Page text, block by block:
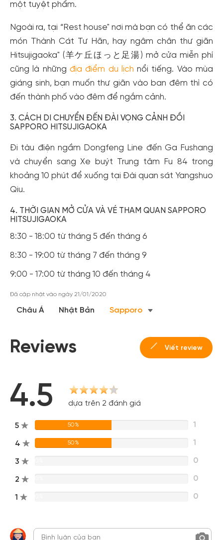
một tuyệt phẩm.
Ngoài ra, tại “Rest house" nơi mà bạn có thể ăn các
món Thành Cát Tư Hãn, hay ngâm chân thư giãn
Hitsujigaoka" (羊ケ丘ほっと足湯) mở cửa miễn phí
cũng là những địa điểm du lịch nổi tiếng. Vào mùa
giáng sinh, bạn muốn thư giãn vào ban đêm thì có
đến thành phố vào đêm để ngắm cảnh.
3. CÁCH DI CHUYỂN ĐẾN ĐÀI VỌNG CẢNH ĐỒI
SAPPORO HITSUJIGAOKA
Đi tàu điện ngầm Dongfeng Line đến Ga Fushang
và chuyển sang Xe buýt Trung tâm Fu 84 trong
khoảng 10 phút để xuống tại Đài quan sát Yangshuo
Qiu.
4. THỜI GIAN MỞ CỬA VÀ VÉ THAM QUAN SAPPORO
HITSUJIGAOKA
8:30 - 18:00 từ tháng 5 đến tháng 6
8:30 - 19:00 từ tháng 7 đến tháng 9
9:00 - 17:00 từ tháng 10 đến tháng 4
Đã cập nhật vào ngày 21/01/2020
Châu Á Nhật Bản Sapporo
Reviews Viết review
4.5 dựa trên 2 đánh giá
5 50% 1
4 50% 1
3 0
2 0
1 0
Tạo tài khoản nhanh - nhận nhiều ưu
đãi!
Tạo tài khoản để có thể nhận ngay các ưu đãihấp dẫn
dành cho thành viên đến từ các đối tác của Gody.vn dành
cho cộng đồng.
Hoặc đăng nhập bằng